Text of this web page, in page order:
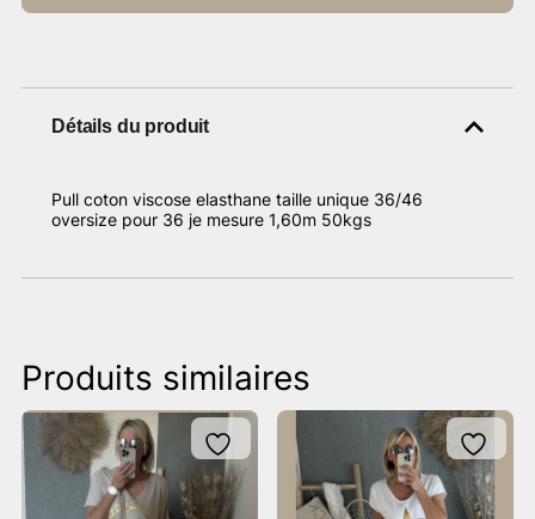
Détails du produit
Pull coton viscose elasthane taille unique 36/46
oversize pour 36 je mesure 1,60m 50kgs
Produits similaires